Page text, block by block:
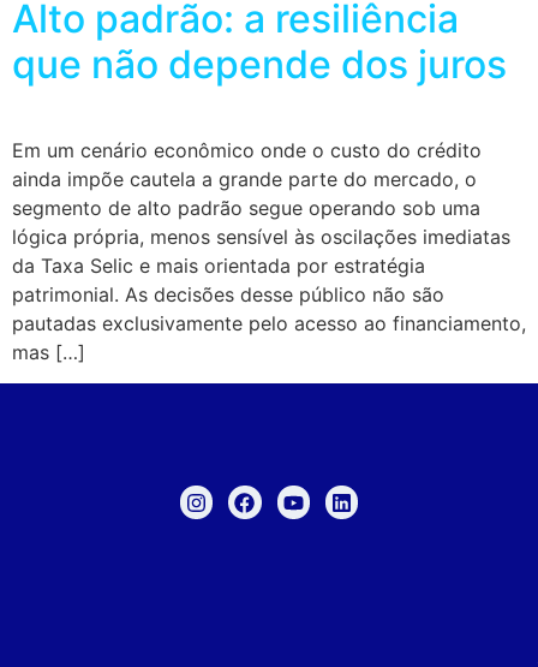
Alto padrão: a resiliência
que não depende dos juros
Em um cenário econômico onde o custo do crédito
ainda impõe cautela a grande parte do mercado, o
segmento de alto padrão segue operando sob uma
lógica própria, menos sensível às oscilações imediatas
da Taxa Selic e mais orientada por estratégia
patrimonial. As decisões desse público não são
pautadas exclusivamente pelo acesso ao financiamento,
mas […]